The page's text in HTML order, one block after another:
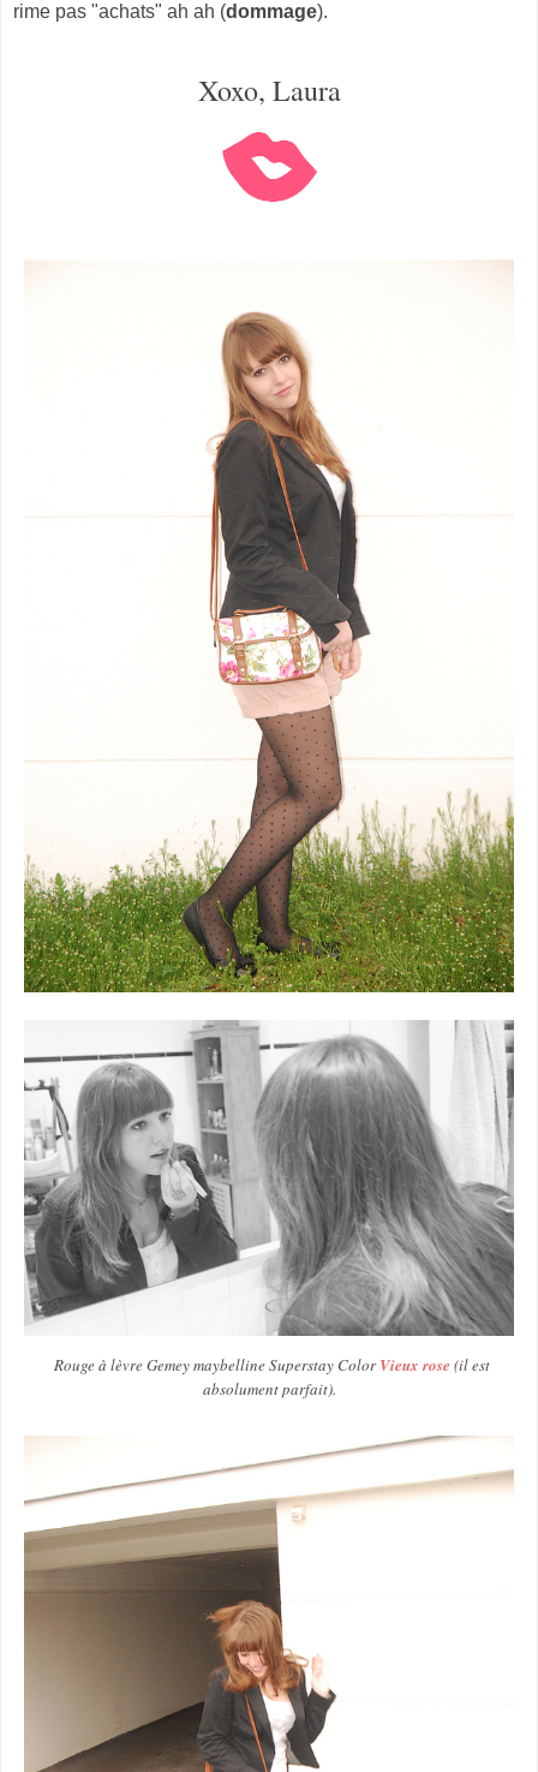
rime pas "achats" ah ah (dommage).
Xoxo, Laura
Rouge à lèvre Gemey maybelline Superstay ColorVieux rose (il est
absolument parfait).